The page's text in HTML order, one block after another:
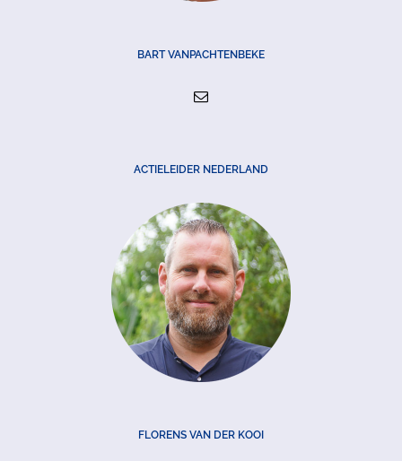
BART VANPACHTENBEKE
ACTIELEIDER NEDERLAND
FLORENS VAN DER KOOI